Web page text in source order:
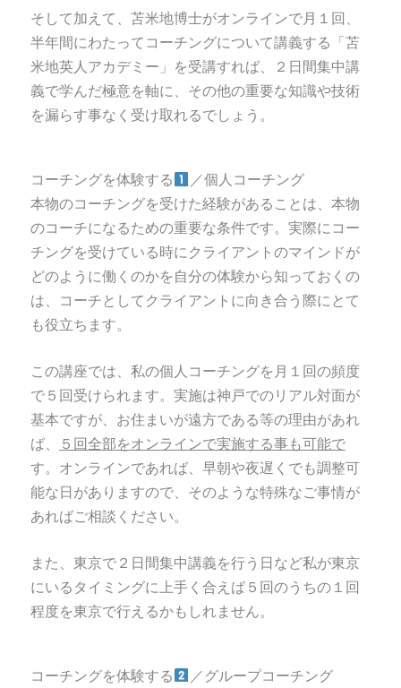
そして加えて、苫米地博士がオンラインで月１回、
半年間にわたってコーチングについて講義する「苫
米地英人アカデミー」を受講すれば、２日間集中講
義で学んだ極意を軸に、その他の重要な知識や技術
を漏らす事なく受け取れるでしょう。
コーチングを体験する
／個人コーチング
本物のコーチングを受けた経験があることは、本物
のコーチになるための重要な条件です。実際にコー
チングを受けている時にクライアントのマインドが
どのように働くのかを自分の体験から知っておくの
は、コーチとしてクライアントに向き合う際にとて
も役立ちます。
この講座では、私の個人コーチングを月１回の頻度
で５回受けられます。実施は神戸でのリアル対面が
基本ですが、 お住まいが遠方である等の理由があれ
ば、
５回全部をオンラインで実施する事も可能で
す。オンラインであれば、早朝や夜遅くでも調整可
能な日がありますので、そのような特殊なご事情が
あればご相談ください。
また、東京で２日間集中講義を行う日など私が東京
にいるタイミングに上手く合えば５回のうちの１回
程度を東京で行えるかもしれません。
コーチングを体験する ／グループコーチング